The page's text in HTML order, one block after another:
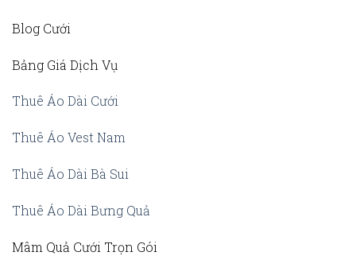
Blog Cưới
Bảng Giá Dịch Vụ
Thuê Áo Dài Cưới
Thuê Áo Vest Nam
Thuê Áo Dài Bà Sui
Thuê Áo Dài Bưng Quả
Mâm Quả Cưới Trọn Gói